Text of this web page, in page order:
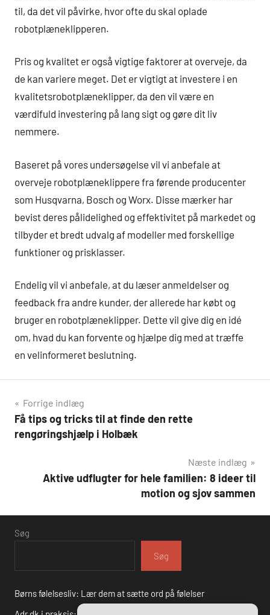
til, da det vil påvirke, hvor ofte du skal oplade
robotplæneklipperen.
Pris og kvalitet er også vigtige faktorer at overveje, da
de kan variere meget. Det er vigtigt at investere i en
kvalitetsrobotplæneklipper, da den vil være en
værdifuld investering på lang sigt og gøre dit liv
nemmere.
Baseret på vores undersøgelse vil vi anbefale at
overveje robotplæneklippere fra førende producenter
som Husqvarna, Bosch og Worx. Disse mærker har
bevist deres pålidelighed og effektivitet på markedet og
tilbyder et bredt udvalg af modeller med forskellige
funktioner og prisklasser.
Endelig vil vi anbefale, at du læser anmeldelser og
feedback fra andre kunder, der allerede har købt og
bruger en robotplæneklipper. Dette vil give dig en idé
om, hvad du kan forvente og hjælpe dig med at træffe
en velinformeret beslutning.
Indlægsnavigation
Forrige indlæg
Få tips og tricks til at finde den rette
rengøringshjælp i Holbæk
Næste indlæg
Aktive udflugter for hele familien: 8 ideer til
motion og sjov sammen
Søg
Søg
Børns følelsesliv: Lær dem at sætte ord på følelser